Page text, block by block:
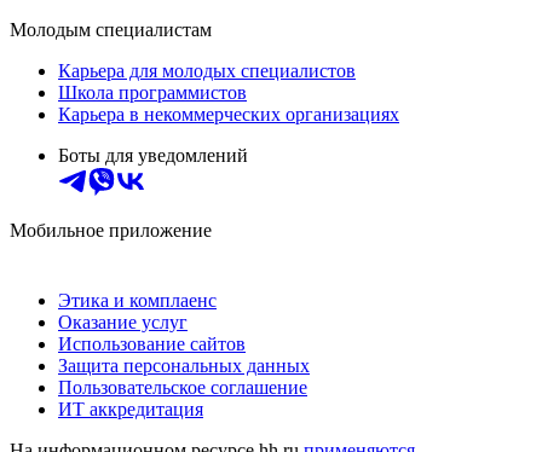
Молодым специалистам
Карьера для молодых специалистов
Школа программистов
Карьера в некоммерческих организациях
Боты для уведомлений
Мобильное приложение
Этика и комплаенс
Оказание услуг
Использование сайтов
Защита персональных данных
Пользовательское соглашение
ИТ аккредитация